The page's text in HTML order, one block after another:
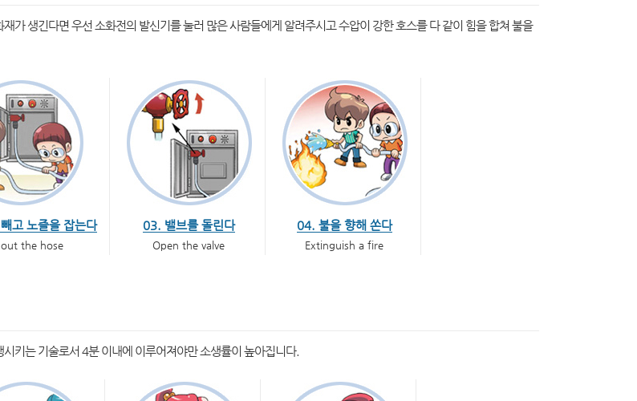
가 생긴다면 우선 소화전의 발신기를 눌러 많은 사람들에게 알려주시고 수압이 강한 호스를 다 같이 힘을 합쳐 불을
고 노즐을 잡는다
out the hose
03. 밸브를 돌린다
Open the valve
04. 불을 향해 쏜다
Extinguish a fire
키는 기술로서 4분 이내에 이루어져야만 소생률이 높아집니다.